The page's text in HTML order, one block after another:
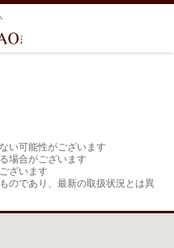
い可能性がございます
場合がございます
ざいます
のであり、最新の取扱状況とは異